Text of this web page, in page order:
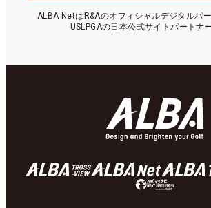
ALBA NetはR&Aのオフィシャルデジタルパ
USLPGAの日本公式サイトパートナ